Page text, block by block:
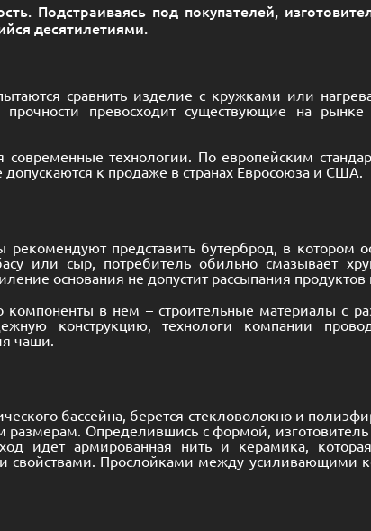
Подстраиваясь под покупателей,
десятилетиями.
сравнить изделие с кружками или
превосходит существующие на рынке
современные технологии. По европейским
к продаже в странах Евросоюза и США.
представить бутерброд, в котором
или сыр, потребитель обильно смазывает
основания не допустит рассыпания
компоненты в нем – строительные материалы с
конструкцию, технологи компании
чаши.
бассейна, берется стекловолокно и
Определившись с формой, изготовитель
идет армированная нить и керамика,
свойствами. Прослойками между усиливающими